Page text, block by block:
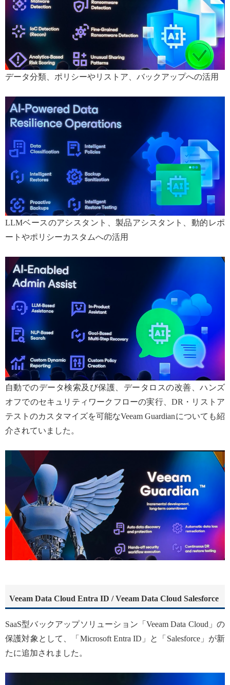
データ分類、ポリシーやリストア、バックアップへの活用
LLMベースのアシスタント、製品アシスタント、動的レポ
ートやポリシーカスタムへの活用
自動でのデータ検索及び保護、データロスの改善、ハンズ
オフでのセキュリティワークフローの実行、DR・リストア
テストのカスタマイズを可能なVeeam Guardianについても紹
介されていました。
Veeam Data Cloud Entra ID / Veeam Data Cloud Salesforce
SaaS型バックアップソリューション「Veeam Data Cloud」の
保護対象として、「Microsoft Entra ID」と「Salesforce」が新
たに追加されました。